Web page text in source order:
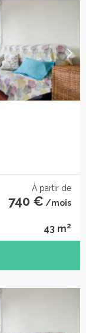
À partir de
740 € /mois
43 m2